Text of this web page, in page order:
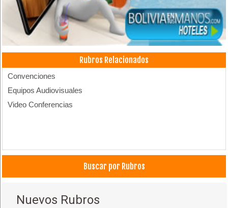
Rubros Relacionados
Convenciones
Equipos Audiovisuales
Video Conferencias
Buscar por Rubros
Nuevos Rubros